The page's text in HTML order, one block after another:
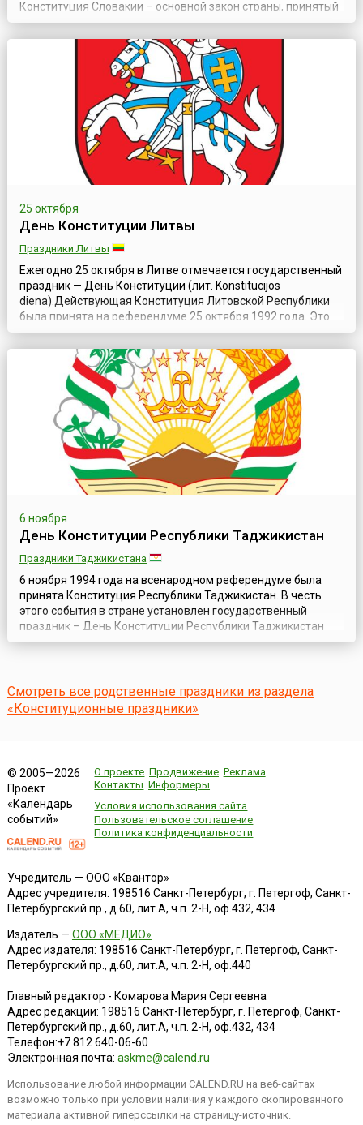
Конституция Словакии – основной закон страны, принятый
Парламентом Республики 1 сентября 1992 года. В честь
этого события и был установлен государственный
праздник. Пока Словакия входила в состав Чехословацкой
социалистической республики, на её ...
25 октября
День Конституции Литвы
Праздники Литвы
Ежегодно 25 октября в Литве отмечается государственный
праздник — День Конституции (лит. Konstitucijos
diena).Действующая Конституция Литовской Республики
была принята на референдуме 25 октября 1992 года. Это
основной закон Литовской Республики, который включает
14 глав (154 статьи), а также преамбулу и
«Заключительные положения». В структуре Конституции
заметно влияние более ранних консти...
6 ноября
День Конституции Республики Таджикистан
Праздники Таджикистана
6 ноября 1994 года на всенародном референдуме была
принята Конституция Республики Таджикистан. В честь
этого события в стране установлен государственный
праздник – День Конституции Республики Таджикистан
(тадж. Рӯзи Конститутсияи (Сарқонуни) Ҷумҳурии
граждан Республики 6 ноября является праздни...
Смотреть все родственные праздники из раздела
«Конституционные праздники»
© 2005—2026
Проект
«Календарь
событий»
О проекте Продвижение Реклама
Контакты Информеры
Условия использования сайта
Пользовательское соглашение
Политика конфиденциальности
Учредитель — ООО «Квантор»
Адрес учредителя: 198516 Санкт-Петербург, г. Петергоф, Санкт-
Петербургский пр., д.60, лит.А, ч.п. 2-Н, оф.432, 434
Издатель — ООО «МЕДИО»
Адрес издателя: 198516 Санкт-Петербург, г. Петергоф, Санкт-
Петербургский пр., д.60, лит.А, ч.п. 2-Н, оф.440
Главный редактор - Комарова Мария Сергеевна
Адрес редакции: 198516 Санкт-Петербург, г. Петергоф, Санкт-
Петербургский пр., д.60, лит.А, ч.п. 2-Н, оф.432, 434
Телефон:+7 812 640-06-60
Электронная почта: askme@calend.ru
Использование любой информации CALEND.RU на веб-сайтах
возможно только при условии наличия у каждого скопированного
материала активной гиперссылки на страницу-источник.